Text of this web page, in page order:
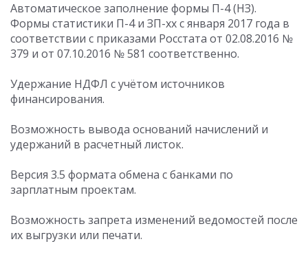
Автоматическое заполнение формы П-4 (НЗ).
Формы статистики П-4 и ЗП-хх с января 2017 года в
соответствии с приказами Росстата от 02.08.2016 №
379 и от 07.10.2016 № 581 соответственно.
Удержание НДФЛ с учётом источников
финансирования.
Возможность вывода оснований начислений и
удержаний в расчетный листок.
Версия 3.5 формата обмена с банками по
зарплатным проектам.
Возможность запрета изменений ведомостей после
их выгрузки или печати.